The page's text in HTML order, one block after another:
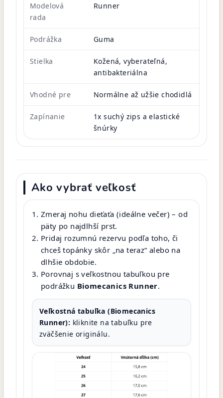
Modelová
rada
Runner
Podrážka Guma
Stielka
Kožená, vyberateľná,
antibakteriálna
Vhodné pre Normálne až užšie chodidlá
Zapínanie
1x suchý zips a elastické
šnúrky
Ako vybrať veľkosť
Zmeraj nohu dieťaťa (ideálne večer) – od
päty po najdlhší prst.
Pridaj rozumnú rezervu podľa toho, či
chceš topánky skôr „na teraz“ alebo na
dlhšie obdobie.
Porovnaj s veľkostnou tabuľkou pre
podrážku Biomecanics Runner.
Veľkostná tabuľka (Biomecanics
Runner): kliknite na tabuľku pre
zväčšenie originálu.